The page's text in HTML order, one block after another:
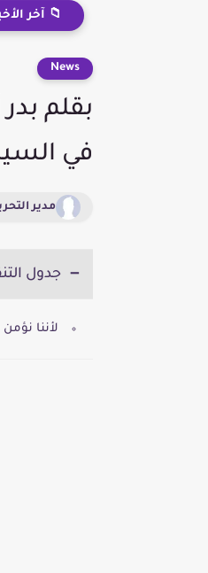
📁 آخر
News
بقلم
في
مدير
جدول
لأننا